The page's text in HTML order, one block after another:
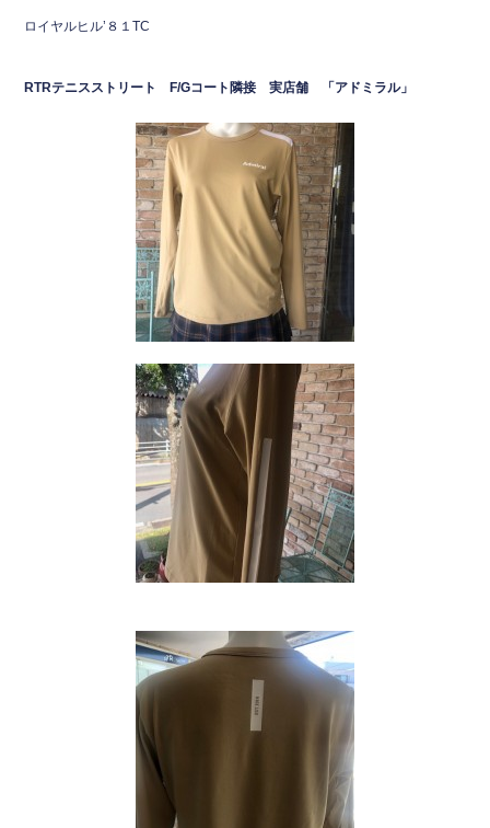
ロイヤルヒル’８１TC
RTRテニスストリート F/Gコート隣接 実店舗 「アドミラル」